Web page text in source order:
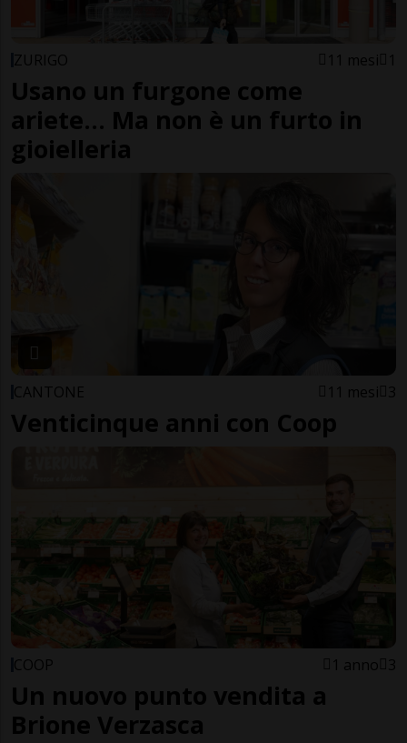
ZURIGO 11 mesi 1
Usano un furgone come
ariete... Ma non è un furto in
gioielleria
CANTONE 11 mesi 3
Venticinque anni con Coop
COOP 1 anno 3
Un nuovo punto vendita a
Brione Verzasca